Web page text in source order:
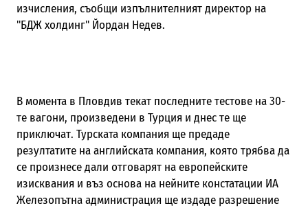
изчисления, съобщи изпълнителният директор на
"БДЖ холдинг" Йордан Недев.
В момента в Пловдив текат последните тестове на 30-
те вагони, произведени в Турция и днес те ще
приключат. Турската компания ще предаде
резултатите на английската компания, която трябва да
се произнесе дали отговарят на европейските
изисквания и въз основа на нейните констатации ИА
Железопътна администрация ще издаде разрешение